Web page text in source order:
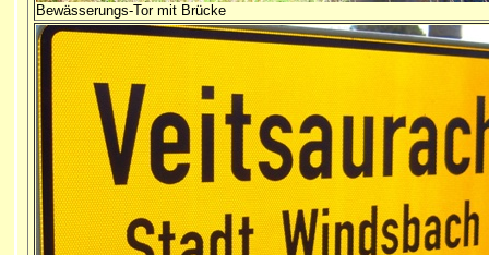
Bewässerungs-Tor mit Brücke